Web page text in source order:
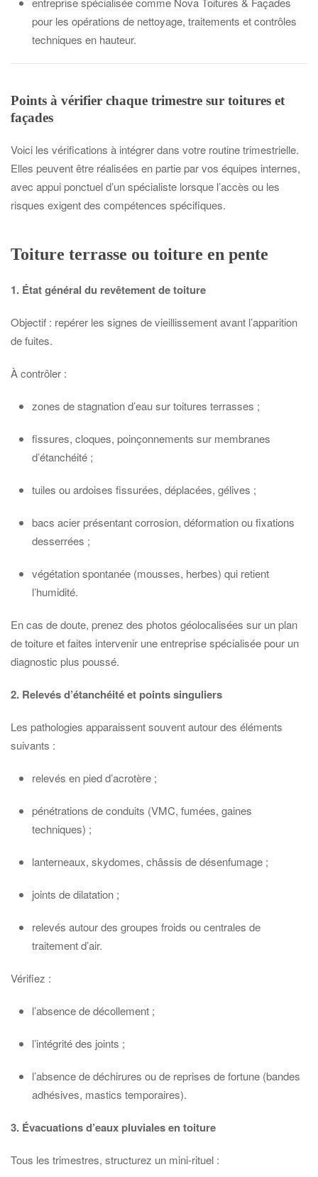
pour les opérations de nettoyage, traitements et contrôles
techniques en hauteur.
Points à vérifier chaque trimestre sur toitures et
façades
Voici les vérifications à intégrer dans votre routine trimestrielle.
Elles peuvent être réalisées en partie par vos équipes internes,
avec appui ponctuel d’un spécialiste lorsque l’accès ou les
risques exigent des compétences spécifiques.
Toiture terrasse ou toiture en pente
1. État général du revêtement de toiture
Objectif : repérer les signes de vieillissement avant l’apparition
de fuites.
À contrôler :
zones de stagnation d’eau sur toitures terrasses ;
fissures, cloques, poinçonnements sur membranes
d’étanchéité ;
tuiles ou ardoises fissurées, déplacées, gélives ;
bacs acier présentant corrosion, déformation ou fixations
desserrées ;
végétation spontanée (mousses, herbes) qui retient
l’humidité.
En cas de doute, prenez des photos géolocalisées sur un plan
de toiture et faites intervenir une entreprise spécialisée pour un
diagnostic plus poussé.
2. Relevés d’étanchéité et points singuliers
Les pathologies apparaissent souvent autour des éléments
suivants :
relevés en pied d’acrotère ;
pénétrations de conduits (VMC, fumées, gaines
techniques) ;
lanterneaux, skydomes, châssis de désenfumage ;
joints de dilatation ;
relevés autour des groupes froids ou centrales de
traitement d’air.
Vérifiez :
l’absence de décollement ;
l’intégrité des joints ;
l’absence de déchirures ou de reprises de fortune (bandes
adhésives, mastics temporaires).
3. Évacuations d’eaux pluviales en toiture
Tous les trimestres, structurez un mini-rituel :